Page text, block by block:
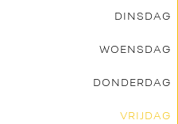
DINSDAG
WOENSDAG
DONDERDAG
VRIJDAG